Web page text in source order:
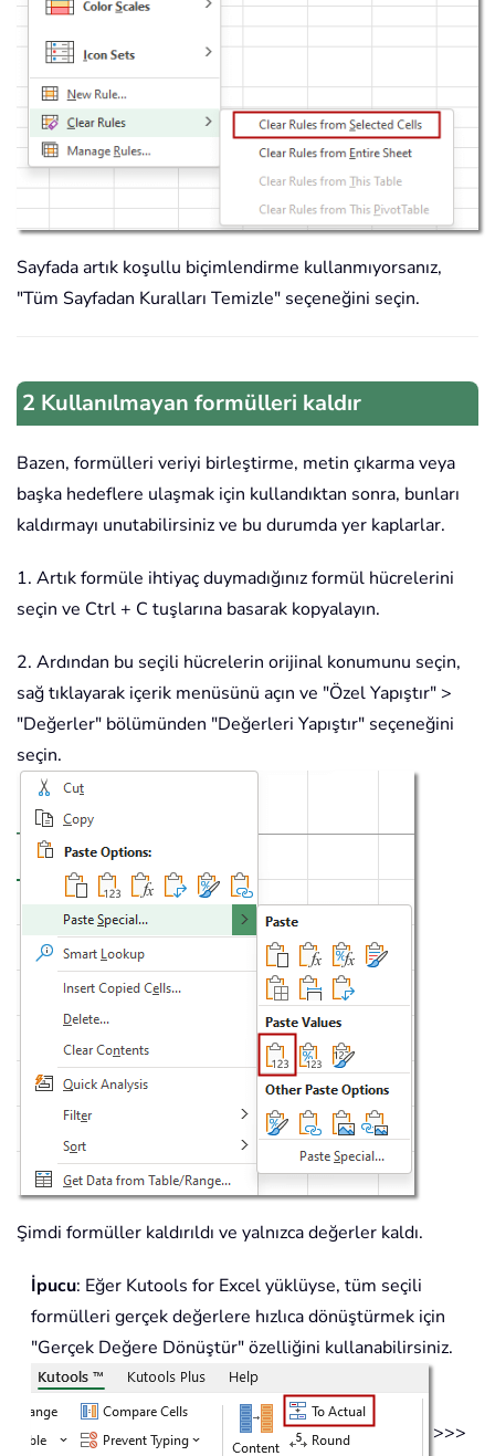
Sayfada artık koşullu biçimlendirme kullanmıyorsanız,
"Tüm Sayfadan Kuralları Temizle" seçeneğini seçin.
2 Kullanılmayan formülleri kaldır
Bazen, formülleri veriyi birleştirme, metin çıkarma veya
başka hedeflere ulaşmak için kullandıktan sonra, bunları
kaldırmayı unutabilirsiniz ve bu durumda yer kaplarlar.
1. Artık formüle ihtiyaç duymadığınız formül hücrelerini
seçin ve Ctrl + C tuşlarına basarak kopyalayın.
2. Ardından bu seçili hücrelerin orijinal konumunu seçin,
sağ tıklayarak içerik menüsünü açın ve "Özel Yapıştır" >
"Değerler" bölümünden "Değerleri Yapıştır" seçeneğini
seçin.
Şimdi formüller kaldırıldı ve yalnızca değerler kaldı.
İpucu: Eğer Kutools for Excel yüklüyse, tüm seçili
formülleri gerçek değerlere hızlıca dönüştürmek için
"Gerçek Değere Dönüştür" özelliğini kullanabilirsiniz.
>>>